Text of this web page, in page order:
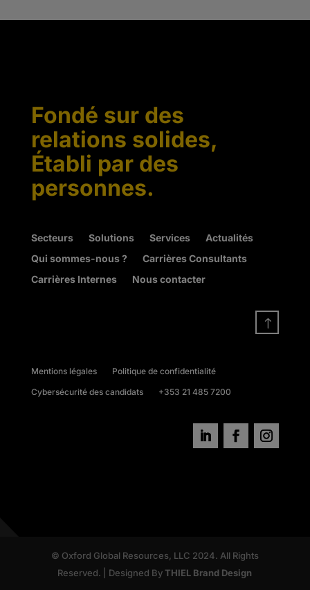
Fondé sur des
relations solides,
Établi par des
personnes.
Secteurs Solutions Services
Actualités
Qui sommes-nous ?
Carrières Consultants
Carrières Internes
Nous contacter
!
Mentions légales
Politique de confidentialité
Cybersécurité des candidats
+353 21 485 7200
© Oxford Global Resources, LLC 2024. All Rights
Reserved. | Designed ByTHIEL Brand Design